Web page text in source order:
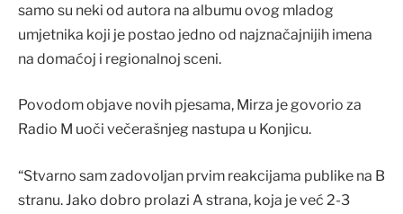
samo su neki od autora na albumu ovog mladog
umjetnika koji je postao jedno od najznačajnijih imena
na domaćoj i regionalnoj sceni.
Povodom objave novih pjesama, Mirza je govorio za
Radio M uoči večerašnjeg nastupa u Konjicu.
“Stvarno sam zadovoljan prvim reakcijama publike na B
stranu. Jako dobro prolazi A strana, koja je već 2-3